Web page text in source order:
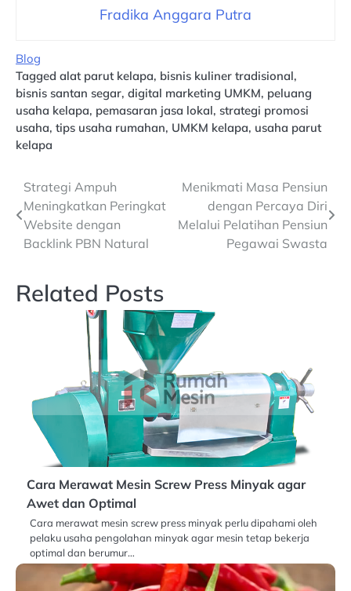
Fradika Anggara Putra
Blog
Tagged alat parut kelapa, bisnis kuliner tradisional,
bisnis santan segar, digital marketing UMKM, peluang
usaha kelapa, pemasaran jasa lokal, strategi promosi
usaha, tips usaha rumahan, UMKM kelapa, usaha parut
kelapa
Navigasi
pos
Strategi Ampuh
Meningkatkan Peringkat
Website dengan
Backlink PBN Natural
Menikmati Masa Pensiun
dengan Percaya Diri
Melalui Pelatihan Pensiun
Pegawai Swasta
Related Posts
Cara Merawat Mesin Screw Press Minyak agar
Awet dan Optimal
Cara merawat mesin screw press minyak perlu dipahami oleh
pelaku usaha pengolahan minyak agar mesin tetap bekerja
optimal dan berumur…